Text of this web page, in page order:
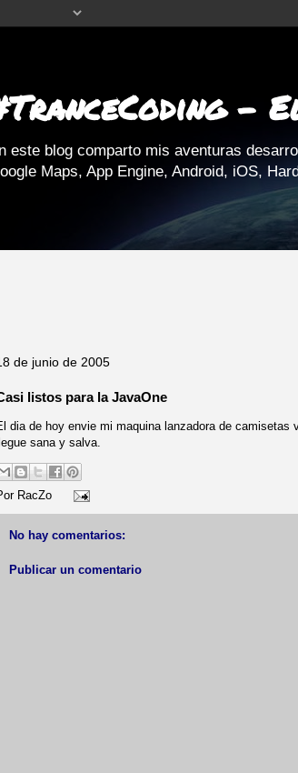
-
este blog comparto mis aventuras
Maps, App Engine, Android, iOS,
de junio de 2005
listos para la JavaOne
dia de hoy envie mi maquina lanzadora de camisetas
llegue sana y salva.
RacZo
No hay comentarios:
Publicar un comentario